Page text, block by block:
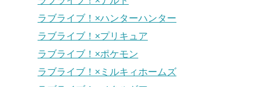
ラブライブ！×ハンターハンター
ラブライブ！×プリキュア
ラブライブ！×ポケモン
ラブライブ！×ミルキィホームズ